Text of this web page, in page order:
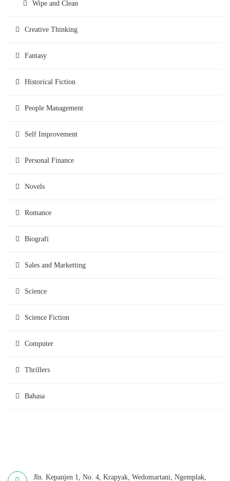
Wipe and Clean
Creative Thinking
Fantasy
Historical Fiction
People Management
Self Improvement
Personal Finance
Novels
Romance
Biografi
Sales and Marketting
Science
Science Fiction
Computer
Thrillers
Bahasa
Jln. Kepanjen 1, No. 4, Krapyak, Wedomartani, Ngemplak,